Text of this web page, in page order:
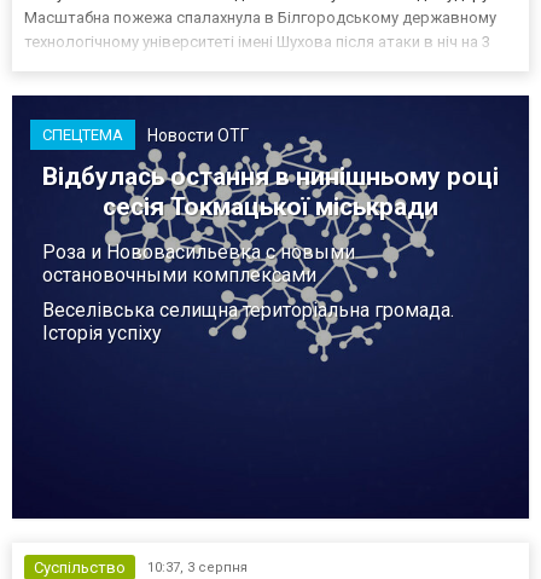
Масштабна пожежа спалахнула в Білгородському державному
технологічному університеті імені Шухова після атаки в ніч на 3
СПЕЦТЕМА Новости ОТГ
Відбулась остання в нинішньому році
сесія Токмацької міськради
Роза и Нововасильевка с новыми
остановочными комплексами
Веселівська селищна територіальна громада.
Історія успіху
Суспільство 10:37, 3 серпня